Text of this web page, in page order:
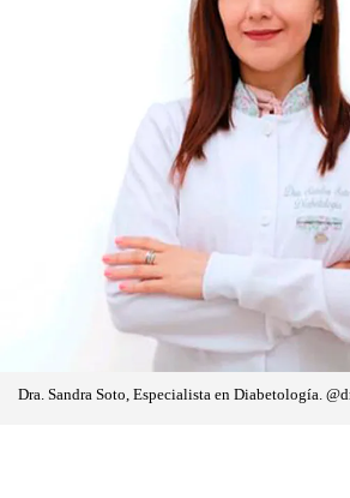
Dra. Sandra Soto, Especialista en Diabetología.